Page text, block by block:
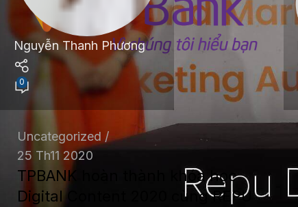
Nguyễn Thanh Phương
0
Uncategorized
25 Th11 2020
TPBANK hoàn thành khóa học
Digital Content 2020 cùng REPU